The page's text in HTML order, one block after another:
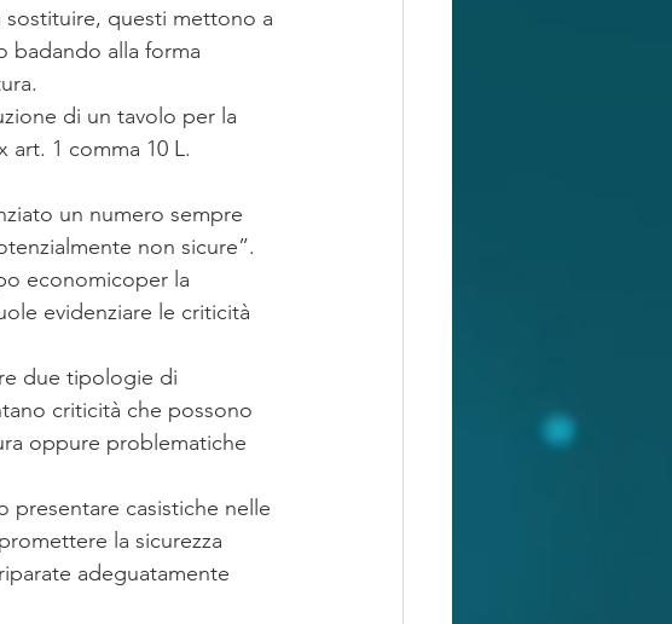
sostituire, questi mettono a
badando alla forma
di un tavolo per la
art. 1 comma 10 L.
un numero sempre
non sicure”.
economicoper la
evidenziare le criticità
due tipologie di
criticità che possono
oppure problematiche
presentare casistiche nelle
la sicurezza
adeguatamente